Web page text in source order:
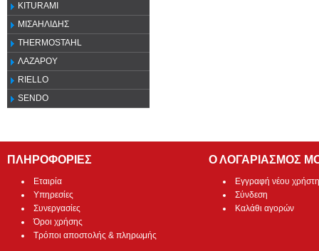
KITURAMI
ΜΙΣΑΗΛΙΔΗΣ
THERMOSTAHL
ΛΑΖΑΡΟΥ
RIELLO
SENDO
ΠΛΗΡΟΦΟΡΙΕΣ
Εταιρία
Υπηρεσίες
Συνεργασίες
Όροι χρήσης
Τρόποι αποστολής & πληρωμής
Ο ΛΟΓΑΡΙΑΣΜΟΣ
Εγγραφή νέου χρήστη
Σύνδεση
Καλάθι αγορών